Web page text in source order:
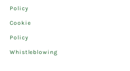
Policy
Cookie
Policy
Whistleblowing